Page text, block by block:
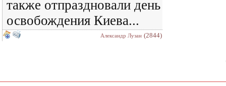
также отпраздновали день
освобождения Киева...
Александр Лузан (2844)